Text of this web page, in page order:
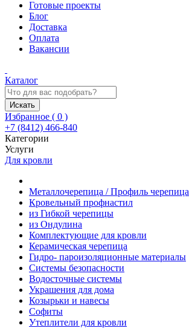
Готовые проекты
Блог
Доставка
Оплата
Вакансии
Каталог
Искать
Избранное ( 0 )
+7 (8412) 466-840
Категории
Услуги
Для кровли
Металлочерепица / Профиль черепица
Кровельный профнастил
из Гибкой черепицы
из Ондулина
Комплектующие для кровли
Керамическая черепица
Гидро- пароизоляционные материалы
Системы безопасности
Водосточные системы
Украшения для дома
Козырьки и навесы
Софиты
Утеплители для кровли